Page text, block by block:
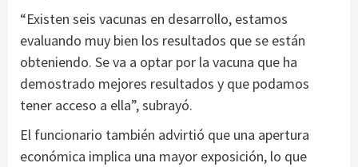
“Existen seis vacunas en desarrollo, estamos
evaluando muy bien los resultados que se están
obteniendo. Se va a optar por la vacuna que ha
demostrado mejores resultados y que podamos
tener acceso a ella”, subrayó.
El funcionario también advirtió que una apertura
económica implica una mayor exposición, lo que